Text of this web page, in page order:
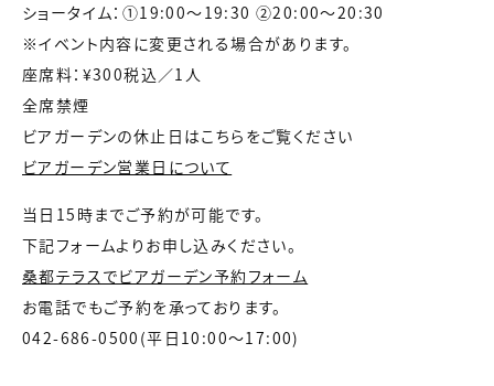
ショータイム：①19:00〜19:30 ②20:00〜20:30
※イベント内容に変更される場合があります。
座席料：¥300税込／1人
全席禁煙
ビアガーデンの休止日はこちらをご覧ください
ビアガーデン営業日について
当日15時までご予約が可能です。
下記フォームよりお申し込みください。
桑都テラスでビアガーデン予約フォーム
お電話でもご予約を承っております。
042-686-0500(平日10:00〜17:00)